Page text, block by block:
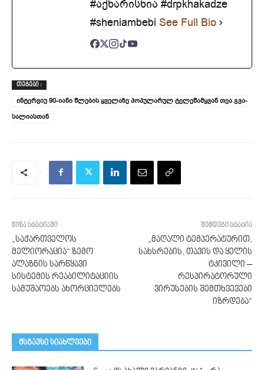
#აქხარისხია #drpkhakadze
#sheniambebi See Full Bio
ᲗᲔᲒᲔᲑᲘ :
ინტერვიუ 90-იანი წლე­ბის ყვე­ლა­ზე პო­პუ­ლა­რუ­ლ ტე­ლე­წამ­ყვა­ნ თეა გვა­
სა­ლიასთან
წინა სტატიაში
„საქართველოს
მელიორაცია“ ზემო
ალაზნის სარწყავი
სისტემის რეაბილიტაციის
სამუშაოებს ახორციელებს
შემდეგი სტატია
„მაღალი ტემპერატურით,
სახსრების, თავის და ყელის
ტკივილი –
რესპირატორული
ვირუსების შემთხვევები
იზრდება“
მსგავსი სიახლეები